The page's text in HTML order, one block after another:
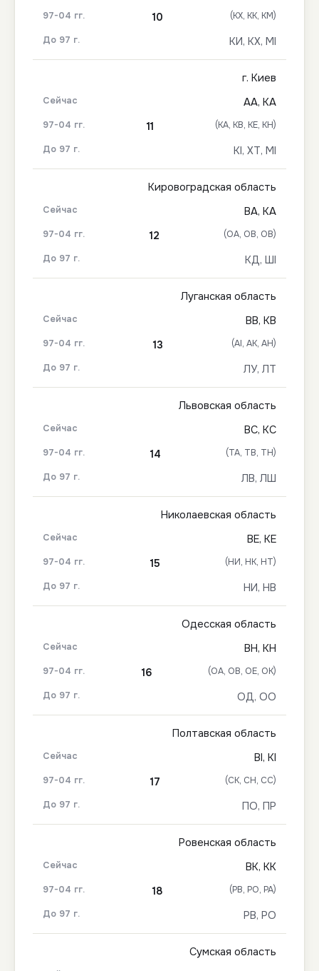
10
(КХ, КК, КМ)
КИ, КХ, МІ
г. Киев
АА, КА
11
(КА, КВ, КЕ, КН)
КІ, ХТ, МІ
Кировоградская область
ВА, КА
12
(ОА, ОВ, ОВ)
КД, ШІ
Луганская область
ВВ, КВ
13
(АІ, АК, АН)
ЛУ, ЛТ
Львовская область
ВС, КС
14
(ТА, ТВ, ТН)
ЛВ, ЛШ
Николаевская область
ВЕ, КЕ
15
(НИ, НК, НТ)
НИ, НВ
Одесская область
ВН, КН
16
(ОА, ОВ, ОЕ, ОК)
ОД, ОО
Полтавская область
ВІ, КІ
17
(СК, СН, СС)
ПО, ПР
Ровенская область
ВК, КК
18
(РВ, РО, РА)
РВ, РО
Сумская область